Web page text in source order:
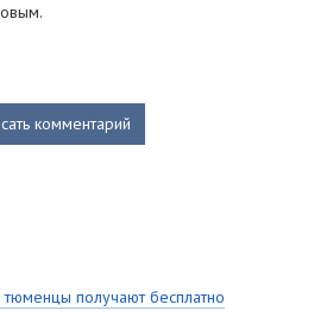
комментарий
получают бесплатно